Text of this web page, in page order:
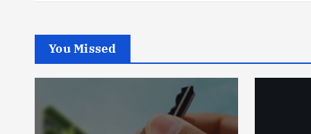
You Missed